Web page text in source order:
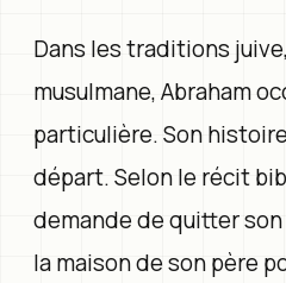
Dans les traditions
musulmane, Abraham
particulière. Son
départ. Selon le récit
demande de quitter
la maison de son père